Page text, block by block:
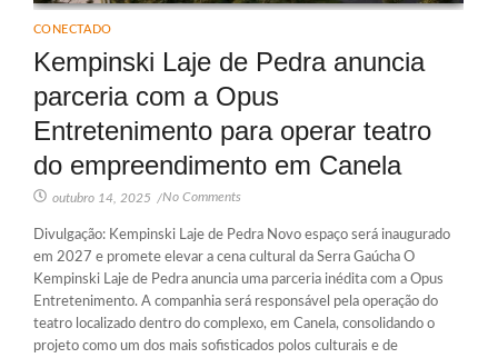
CONECTADO
Kempinski Laje de Pedra anuncia
parceria com a Opus
Entretenimento para operar teatro
do empreendimento em Canela
outubro 14, 2025 /No Comments
Divulgação: Kempinski Laje de Pedra Novo espaço será inaugurado
em 2027 e promete elevar a cena cultural da Serra Gaúcha O
Kempinski Laje de Pedra anuncia uma parceria inédita com a Opus
Entretenimento. A companhia será responsável pela operação do
teatro localizado dentro do complexo, em Canela, consolidando o
projeto como um dos mais sofisticados polos culturais e de